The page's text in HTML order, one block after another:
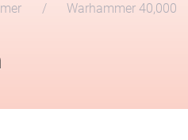
Warhammer 40,000